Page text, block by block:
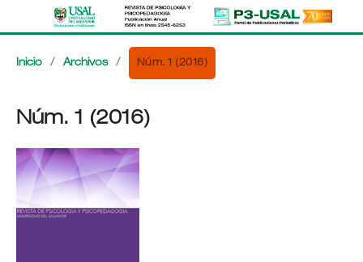
Inicio / Archivos / Núm. 1 (2016)
Núm. 1 (2016)